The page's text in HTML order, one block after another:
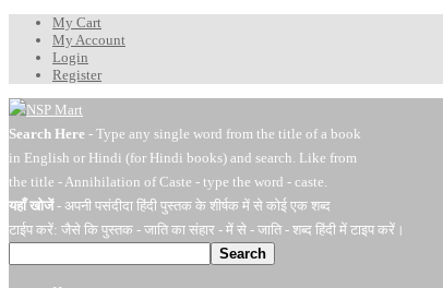
My Cart
My Account
Login
Register
Search Here - Type any single word from the title of a book
in English or Hindi (for Hindi books) and search. Like from
the title - Annihilation of Caste - type the word - caste.
यहाँ खोजें- अपनी पसंदीदा हिंदी पुस्तक के शीर्षक में से कोई एक शब्द
टाईप करें: जैसे कि पुस्तक - जाति का संहार - में से - जाति - शब्द हिंदी में टाइप करें।
Search